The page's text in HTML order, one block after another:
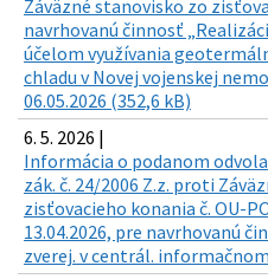
Záväzné stanovisko zo
navrhovanú činnosť
účelom využívania
chladu v Novej vojenskej
06.05.2026 (352,6 kB)
6. 5. 2026 |
Informácia o podanom
zák. č. 24/2006 Z.z. proti
zisťovacieho konania č. OU-
13.04.2026, pre navrhovanú
zverej. v centrál.